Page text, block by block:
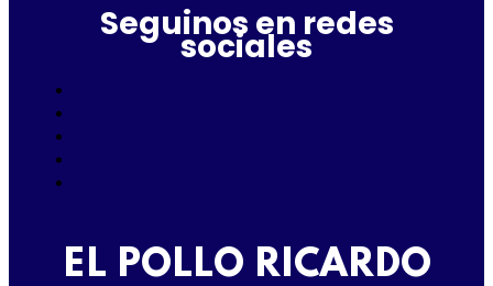
Seguinos en redes
sociales
EL POLLO RICARDO